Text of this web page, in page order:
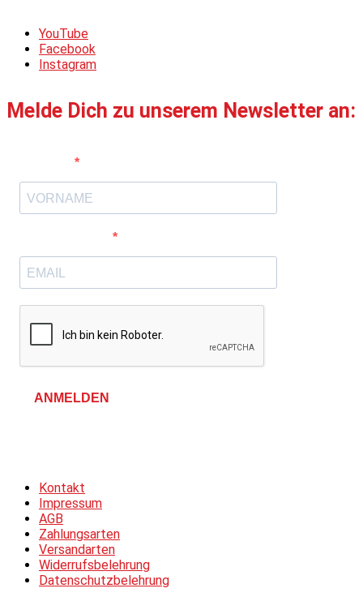
YouTube
Facebook
Instagram
Melde Dich zu unserem Newsletter an:
ANMELDEN
Kontakt
Impressum
AGB
Zahlungsarten
Versandarten
Widerrufsbelehrung
Datenschutzbelehrung